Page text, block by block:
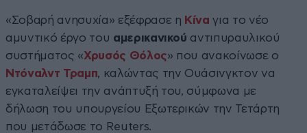
«Σοβαρή ανησυχία» εξέφρασε η Κίνα για το νέο
αμυντικό έργο του αμερικανικού αντιπυραυλικού
συστήματος «Χρυσός Θόλος» που ανακοίνωσε ο
Ντόναλντ Τραμπ, καλώντας την Ουάσινγκτον να
εγκαταλείψει την ανάπτυξή του, σύμφωνα με
δήλωση του υπουργείου Εξωτερικών την Τετάρτη
που μετάδωσε το Reuters.